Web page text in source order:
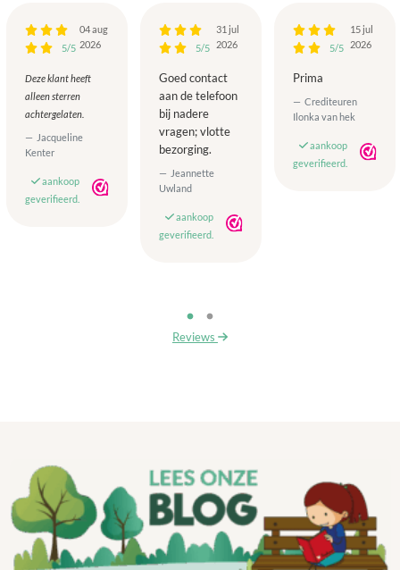
5/5
04 aug
2026
Deze klant heeft
alleen sterren
achtergelaten.
Jacqueline
Kenter
aankoop
geverifieerd.
5/5
31 jul
2026
Goed contact
aan de telefoon
bij nadere
vragen; vlotte
bezorging.
Jeannette
Uwland
aankoop
geverifieerd.
5/5
15 jul
2026
Prima
Crediteuren
Ilonka van hek
aankoop
geverifieerd.
Reviews